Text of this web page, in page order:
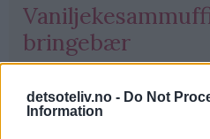
detsoteliv.no - Do Not
Information
bringebær